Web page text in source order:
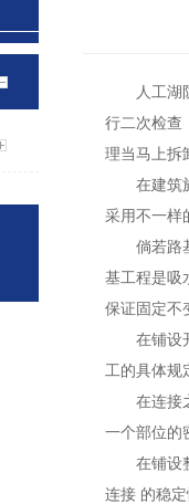
人工湖
行二次检查
理当马上拆
在建筑
采用不一样
倘若路
基工程是吸
保证固定不
在铺设
工的具体规
在连接
一个部位的
在铺设
连接 的稳